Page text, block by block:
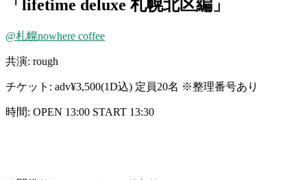
「lifetime deluxe 札幌北区編」
@札幌nowhere coffee
共演: rough
チケット: adv¥3,500(1D込) 定員20名 ※整理番号あり
時間: OPEN 13:00 START 13:30